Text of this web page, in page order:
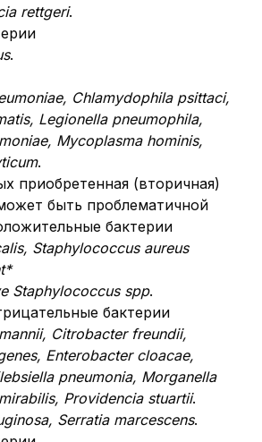
rettgeri.
.
Chlamydophila psittaci,
Legionella pneumophila,
Mycoplasma hominis,
.
приобретенная (вторичная)
быть проблематичной
бактерии
Staphylococcus aureus
Staphylococcus spp.
бактерии
Citrobacter freundii,
Enterobacter cloacae,
pneumonia, Morganella
Providencia stuartii.
Serratia marcescens.